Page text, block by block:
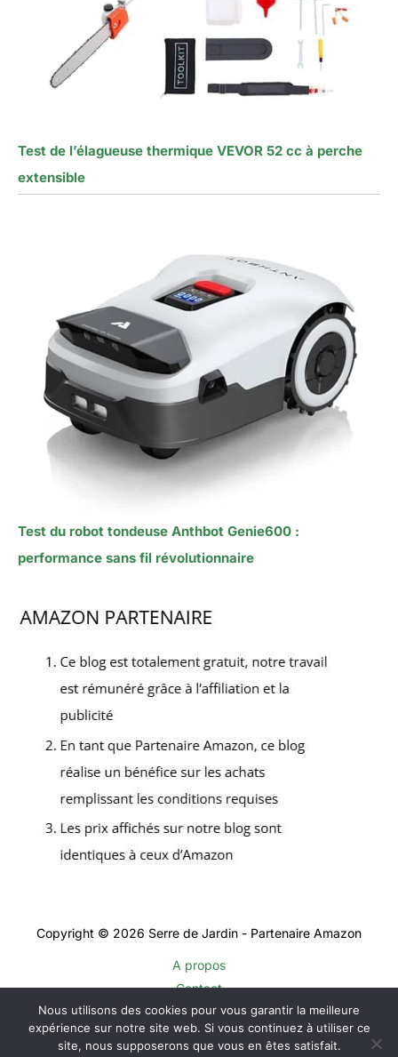
Test de l’élagueuse thermique VEVOR 52 cc à perche
extensible
Test du robot tondeuse Anthbot Genie600 :
performance sans fil révolutionnaire
Copyright © 2026 Serre de Jardin - Partenaire Amazon
A propos
Contact
Plan du site
Mentions légales
Nous utilisons des cookies pour vous garantir la meilleure
expérience sur notre site web. Si vous continuez à utiliser ce
site, nous supposerons que vous en êtes satisfait.